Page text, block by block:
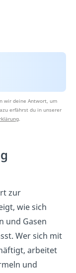
wir deine Antwort, um
erfährst du in unserer
.
zur
wie sich
und Gasen
Wer sich mit
arbeitet
und